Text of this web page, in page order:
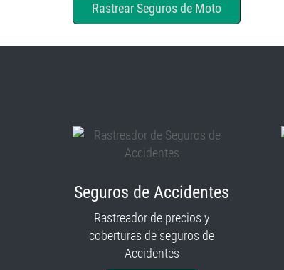
Rastrear Seguros de Moto
Seguros de Accidentes
Rastreador de precios y
coberturas de seguros de
Accidentes